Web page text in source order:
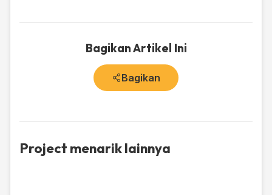
Bagikan Artikel Ini
Bagikan
Project menarik lainnya